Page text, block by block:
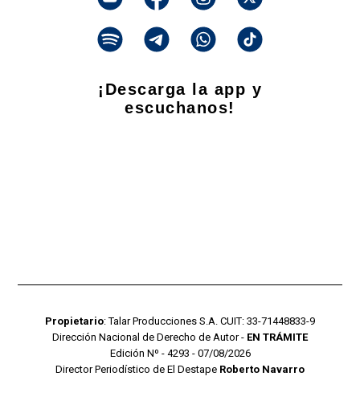
¡Descarga la app y
escuchanos!
Propietario: Talar Producciones S.A. CUIT: 33-71448833-9
Dirección Nacional de Derecho de Autor - EN TRÁMITE
Edición Nº - 4293 - 07/08/2026
Director Periodístico de El Destape Roberto Navarro